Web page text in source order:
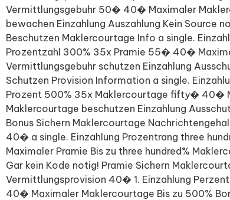
Vermittlungsgebuhr 50� 40� Maximaler
bewachen Einzahlung Auszahlung Kein Source
Beschutzen Maklercourtage Info a single.
Prozentzahl 300% 35x Pramie 55� 40�
Vermittlungsgebuhr schutzen Einzahlung
Schutzen Provision Information a single.
Prozent 500% 35x Maklercourtage fifty� 40�
Maklercourtage beschutzen Einzahlung
Bonus Sichern Maklercourtage
40� a single. Einzahlung Prozentrang three
Maximaler Pramie Bis zu three hundred%
Gar kein Kode notig! Pramie Sichern
Vermittlungsprovision 40� 1. Einzahlung
40� Maximaler Maklercourtage Bis zu 500%